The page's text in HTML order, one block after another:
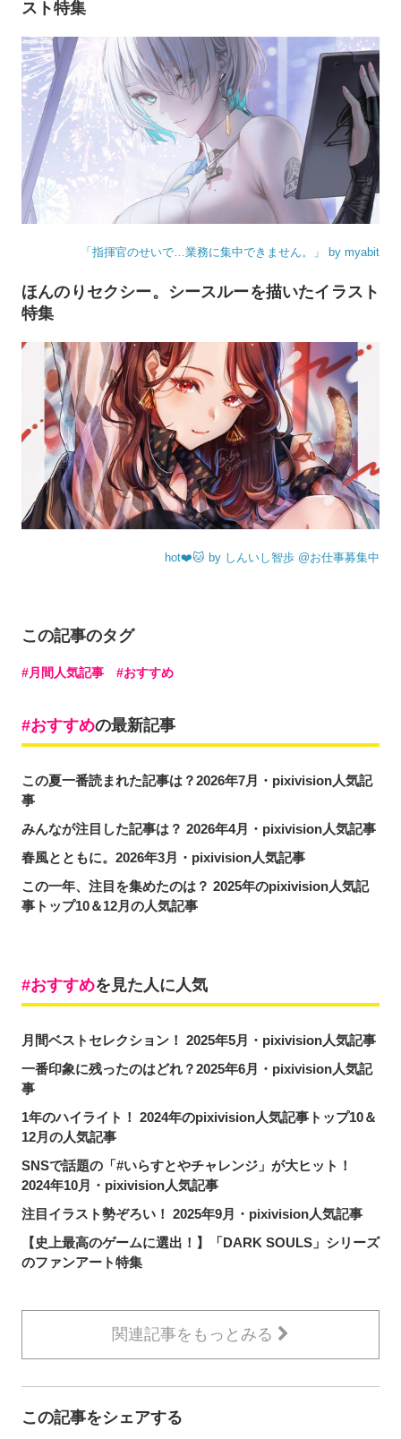
スト特集
「指揮官のせいで…業務に集中できません。」 by myabit
ほんのりセクシー。シースルーを描いたイラスト
特集
hot❤️🐱 by しんいし智歩 @お仕事募集中
この記事のタグ
月間人気記事 おすすめ
おすすめの最新記事
この夏一番読まれた記事は？2026年7月・pixivision人気記
事
みんなが注目した記事は？ 2026年4月・pixivision人気記事
春風とともに。2026年3月・pixivision人気記事
この一年、注目を集めたのは？ 2025年のpixivision人気記
事トップ10＆12月の人気記事
おすすめを見た人に人気
月間ベストセレクション！ 2025年5月・pixivision人気記事
一番印象に残ったのはどれ？2025年6月・pixivision人気記
事
1年のハイライト！ 2024年のpixivision人気記事トップ10＆
12月の人気記事
SNSで話題の「#いらすとやチャレンジ」が大ヒット！
2024年10月・pixivision人気記事
注目イラスト勢ぞろい！ 2025年9月・pixivision人気記事
【史上最高のゲームに選出！】「DARK SOULS」シリーズ
のファンアート特集
関連記事をもっとみる
この記事をシェアする